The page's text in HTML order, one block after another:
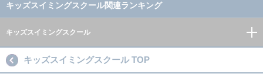
キッズスイミングスクール関連ランキング
キッズスイミングスクール
キッズスイミングスクール TOP